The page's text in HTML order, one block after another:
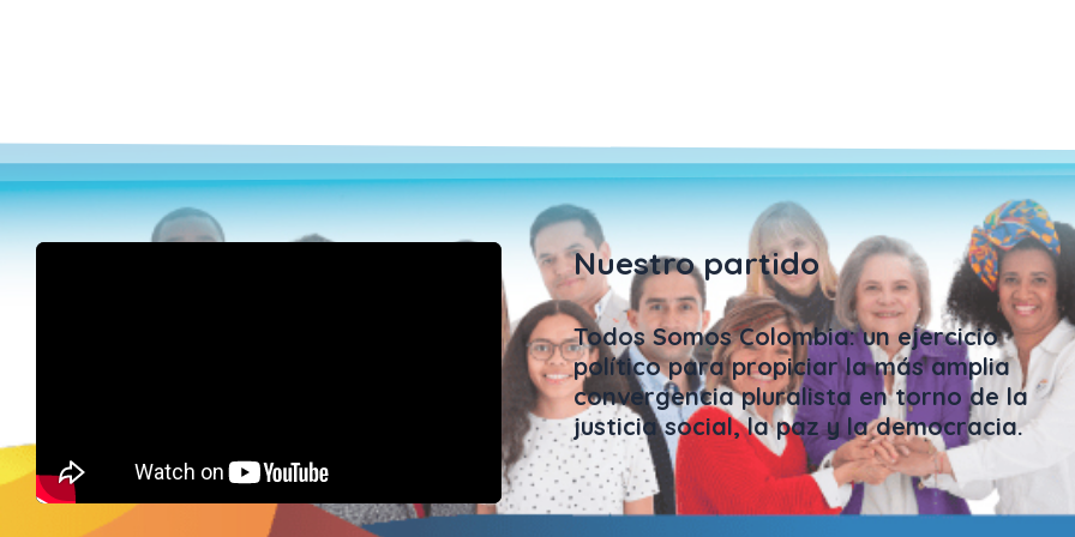
Nuestro partido
Todos Somos Colombia: un ejercicio
político para propiciar la más amplia
convergencia pluralista en torno de la
justicia social, la paz y la democracia.